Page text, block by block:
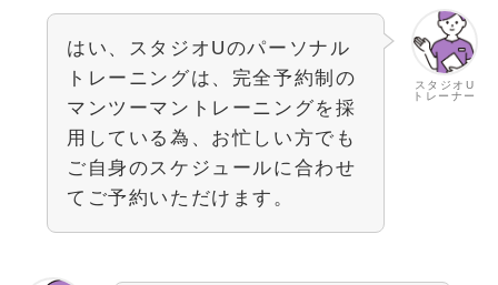
スタジオU
トレーナー
はい、スタジオUのパーソナル
トレーニングは、完全予約制の
マンツーマントレーニングを採
用している為、お忙しい方でも
ご自身のスケジュールに合わせ
てご予約いただけます。